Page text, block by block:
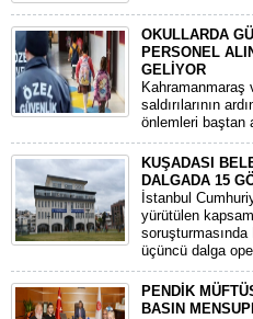
OKULLARDA
PERSONEL
GELİYOR
​Kahramanmaraş
saldırılarının
önlemleri baştan
KUŞADASI
DALGADA 15
​İstanbul
yürütülen
soruşturmasında
üçüncü dalga
PENDİK
BASIN